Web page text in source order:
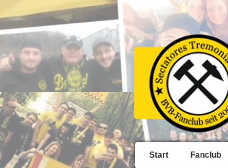
Start Fanclub